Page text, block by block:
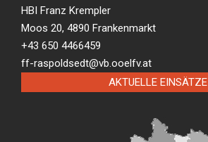
HBI Franz Krempler
Moos 20, 4890 Frankenmarkt
+43 650 4466459
ff-raspoldsedt@vb.ooelfv.at
AKTUELLE EINSÄTZE